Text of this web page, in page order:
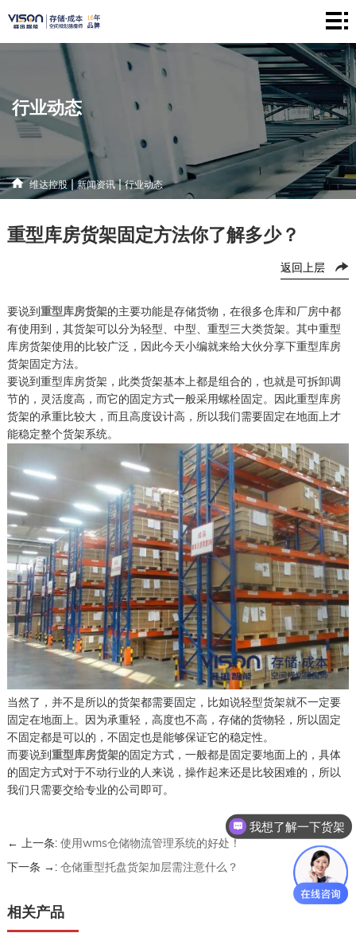
维
心
闻
资
讯
解
决
方
联
系
式
行业动态
维达控股|新闻资讯|行业动态
重型库房货架固定方法你了解多少？
返回上层
要说到 重型库房货架的主要功能是存储货物，在很多仓库和厂房中都
有使用到，其货架可以分为轻型、中型、重型三大类货架。其中重型
库房货架使用的比较广泛，因此今天小编就来给大伙分享下重型库房
货架固定方法。
要说到 重型库房货架 ， 此类货架基本上都是组合的，也就是可拆卸调
节的，灵活度高，而它的固定方式一般采用螺栓固定。因此重型库房
货架的承重比较大，而且高度设计高，所以我们需要固定在地面上才
能稳定整个货架系统。
当然了，并不是所以的货架都需要固定，比如说轻型货架就不一定要
固定在地面上。因为承重轻，高度也不高，存储的货物轻，所以固定
不固定都是可以的，不固定也是能够保证它的稳定性。
而要说到 重型库房货架的固定方式，一般都是固定要地面上的，具体
的固定方式对于不动行业的人来说，操作起来还是比较困难的，所以
我们只需要交给专业的公司即可。
← 上一条: 使用wms仓储物流管理系统的好处！
下一条 →: 仓储重型托盘货架加层需注意什么？
相关产品
我想了解一下货架